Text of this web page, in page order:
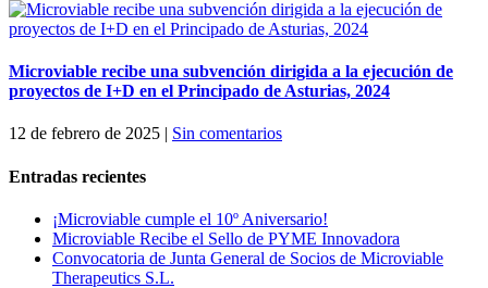
Microviable recibe una subvención dirigida a la ejecución de
proyectos de I+D en el Principado de Asturias, 2024
12 de febrero de 2025 | Sin comentarios
Entradas recientes
¡Microviable cumple el 10º Aniversario!
Microviable Recibe el Sello de PYME Innovadora
Convocatoria de Junta General de Socios de Microviable
Therapeutics S.L.